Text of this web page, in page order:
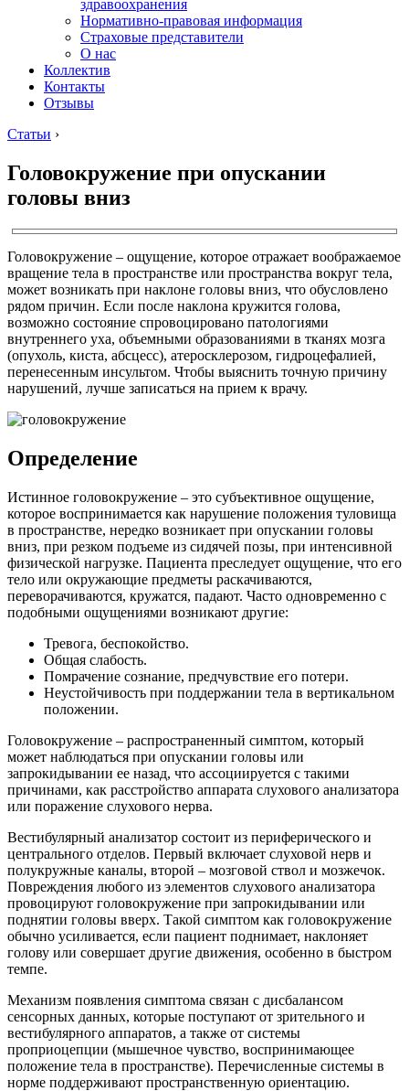
здравоохранения
Нормативно-правовая информация
Страховые представители
О нас
Коллектив
Контакты
Отзывы
Статьи ›
Головокружение при опускании
головы вниз
Головокружение – ощущение, которое отражает воображаемое
вращение тела в пространстве или пространства вокруг тела,
может возникать при наклоне головы вниз, что обусловлено
рядом причин. Если после наклона кружится голова,
возможно состояние спровоцировано патологиями
внутреннего уха, объемными образованиями в тканях мозга
(опухоль, киста, абсцесс), атеросклерозом, гидроцефалией,
перенесенным инсультом. Чтобы выяснить точную причину
нарушений, лучше записаться на прием к врачу.
Определение
Истинное головокружение – это субъективное ощущение,
которое воспринимается как нарушение положения туловища
в пространстве, нередко возникает при опускании головы
вниз, при резком подъеме из сидячей позы, при интенсивной
физической нагрузке. Пациента преследует ощущение, что его
тело или окружающие предметы раскачиваются,
переворачиваются, кружатся, падают. Часто одновременно с
подобными ощущениями возникают другие:
Тревога, беспокойство.
Общая слабость.
Помрачение сознание, предчувствие его потери.
Неустойчивость при поддержании тела в вертикальном
положении.
Головокружение – распространенный симптом, который
может наблюдаться при опускании головы или
запрокидывании ее назад, что ассоциируется с такими
причинами, как расстройство аппарата слухового анализатора
или поражение слухового нерва.
Вестибулярный анализатор состоит из периферического и
центрального отделов. Первый включает слуховой нерв и
полукружные каналы, второй – мозговой ствол и мозжечок.
Повреждения любого из элементов слухового анализатора
провоцируют головокружение при запрокидывании или
поднятии головы вверх. Такой симптом как головокружение
обычно усиливается, если пациент поднимает, наклоняет
голову или совершает другие движения, особенно в быстром
темпе.
Механизм появления симптома связан с дисбалансом
сенсорных данных, которые поступают от зрительного и
вестибулярного аппаратов, а также от системы
проприоцепции (мышечное чувство, воспринимающее
положение тела в пространстве). Перечисленные системы в
норме поддерживают пространственную ориентацию.